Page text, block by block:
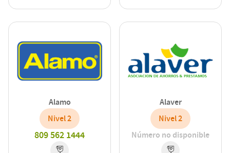
Alamo
Nivel 2
809 562 1444
Alaver
Nivel 2
Número no disponible